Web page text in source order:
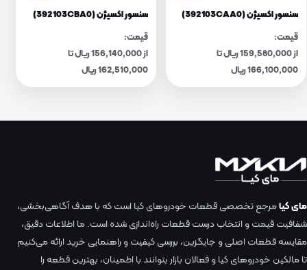
سنسور اکسیژن (392103CAA0)
قیمت:
از 159,580,000 ریال تا
166,100,000 ریال
سنسور اکسیژن (392103CBA0)
قیمت:
از 156,140,000 ریال تا
162,510,000 ریال
مای کیامرجع تخصصی قطعات خودروهای کیا است که با هدف آگاهی‌بخشی،
شفافیت قیمت و انتخاب درست قطعات راه‌اندازی شده است. ما اطلاعات دقیق،
مقایسه قطعات اصلی و جایگزین، بررسی کیفیت و راهنمایی خرید ارائه می‌کنیم
تا مالکین خودروهای کیا و فعالان بازار بتوانند با اطمینان، بهترین قطعه را